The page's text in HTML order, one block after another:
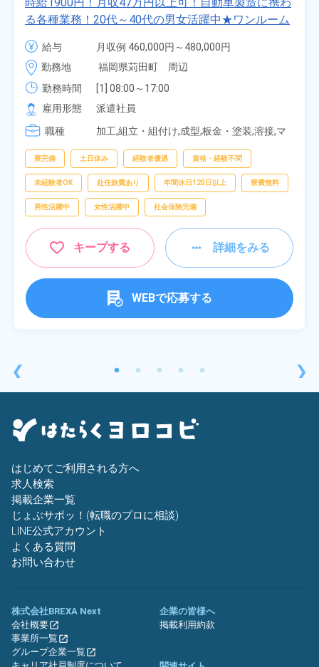
❮
る各種業務！20代～40代の男女活躍中★ワンルーム
寮無料！マイカー通勤OK！無料駐車場あり！赴任旅
費会社負担！社員食堂あり！日払いあり！土日休
み！特別賞与90万円支給！《福岡県京都郡苅田町》
給与
月収例 460,000円～480,000円
時給 1,900円～1,900円
勤務地
福岡県苅田町　周辺
勤務時間
[1] 08:00～17:00
[2] 20:00～05:00
[3] 06:30～15:00
[4] 14:30～23:00
雇用形態
派遣社員
職種
加工,組立・組付け,成型,板金・塗装,溶接,マ
査,物流・配送
寮完備 土日休み 経験者優遇 資格・経験不問
未経験者OK 赴任旅費あり 年間休日120日以上 寮費無料
男性活躍中 女性活躍中 社会保険完備
キープする 詳細をみる
WEBで応募する
❯
はじめてご利用される方へ
求人検索
掲載企業一覧
じょぶサポッ！(転職のプロに相談)
LINE公式アカウント
よくある質問
お問い合わせ
株式会社BREXA Next
会社概要
事業所一覧
グループ企業一覧
企業の皆様へ
掲載利用約款